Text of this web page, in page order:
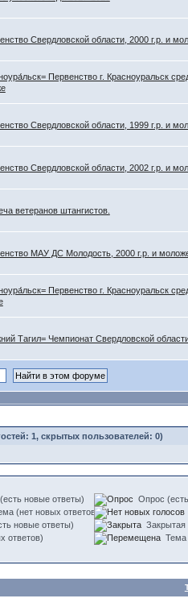
Свердловской области, 2000 г.р. и
Первенство г. Красноуральск
Свердловской области, 1999 г.р. и
Свердловской области, 2002 г.р. и
ветеранов штангистов.
МАУ ДС Молодость, 2000 г.р. и
Первенство г. Красноуральск
Тагил= Чемпионат Свердловской
1, скрытых пользователей: 0)
новые ответы)
(нет новых ответов)
новые ответы)
ответов)
Опрос
Закрытая
Тема